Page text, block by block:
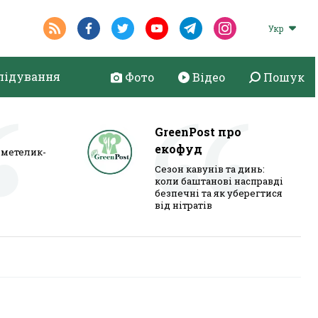
Укр
Фото Відео Пошук
GreenPost про
екофуд
Сезон кавунів та динь:
коли баштанові насправді
безпечні та як уберегтися
від нітратів